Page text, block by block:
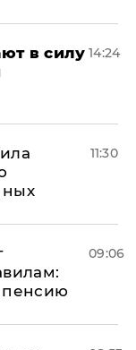
в силу 14:24
11:30
пенсию
09:06